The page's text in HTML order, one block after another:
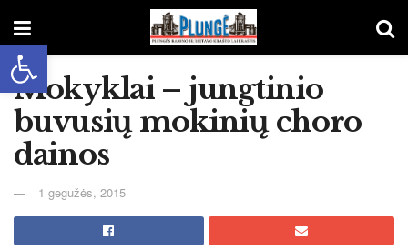
Open toolbar
Mokyklai – jungtinio
buvusių mokinių choro
dainos
1 gegužės, 2015